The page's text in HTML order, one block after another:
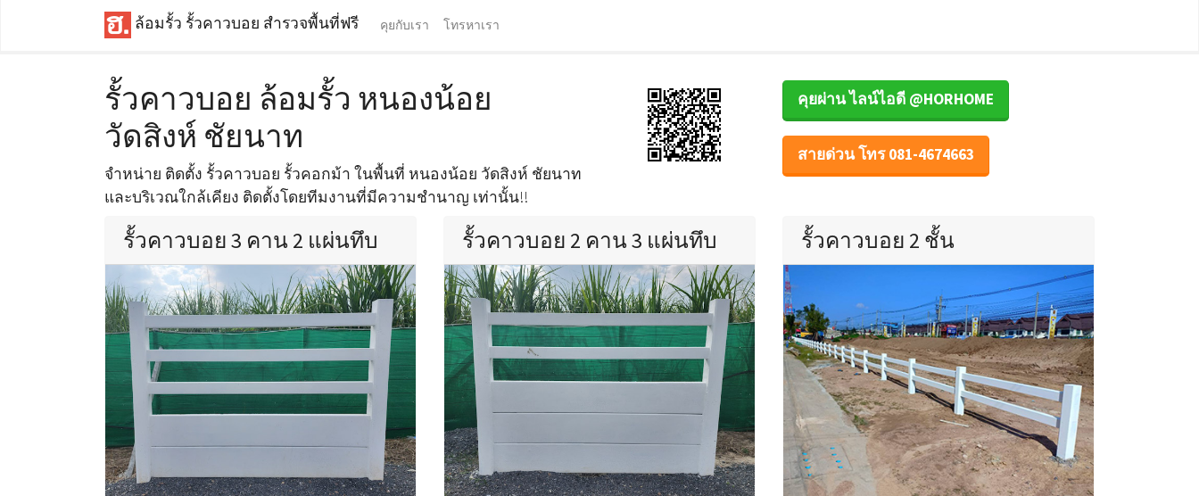
ล้อมรั้ว รั้วคาวบอย สำรวจพื้นที่ฟรี คุยกับเรา โทรหาเรา
รั้วคาวบอย ล้อมรั้ว หนองน้อย
วัดสิงห์ ชัยนาท
จำหน่าย ติดตั้ง รั้วคาวบอย รั้วคอกม้า ในพื้นที่ หนองน้อย วัดสิงห์ ชัยนาท
และบริเวณใกล้เคียง ติดตั้งโดยทีมงานที่มีความชำนาญ เท่านั้น!!
คุยผ่าน ไลน์ไอดี @HORHOME
สายด่วน โทร 081-4674663
รั้วคาวบอย 3 คาน 2 แผ่นทึบ รั้วคาวบอย 2 คาน 3 แผ่นทึบ รั้วคาวบอย 2 ชั้น